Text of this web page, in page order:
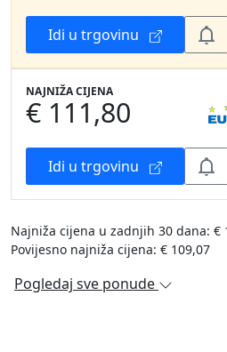
Idi u trgovinu
NAJNIŽA CIJENA
€ 111,80
Idi u trgovinu
Najniža cijena u zadnjih 30 dana: €
Povijesno najniža cijena: € 109,07
Pogledaj sve ponude